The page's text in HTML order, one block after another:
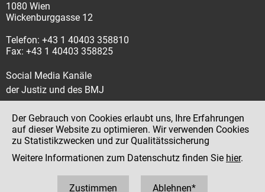
1080 Wien
Wickenburggasse 12
Telefon: +43 1 40403 358810
Fax: +43 1 40403 358825
Social Media Kanäle
der Justiz und des BMJ
Impressum
Datenschutz
Der Gebrauch von Cookies erlaubt uns, Ihre Erfahrungen
auf dieser Website zu optimieren. Wir verwenden Cookies
zu Statistikzwecken und zur Qualitätssicherung
Weitere Informationen zum Datenschutz finden Sie hier.
Zustimmen Ablehnen*